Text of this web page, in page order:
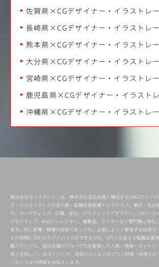
佐賀県×CGデザイナー・イラストレ
長崎県×CGデザイナー・イラストレ
熊本県×CGデザイナー・イラストレ
大分県×CGデザイナー・イラストレ
宮崎県×CGデザイナー・イラストレ
鹿児島県×CGデザイナー・イラスト
沖縄県×CGデザイナー・イラストレ
株式会社マスメディアンは、株式会社宣伝会議と構成するKAIGIグルー
グ・クリエイティブの求人数・転職支援実績トップクラス。東京・名古
ち、マーケティング、広報、宣伝、グラフィックデザイナー、コピーラ
グゼクティブ、Webディレクター、編集者、ライターなど専門職に特化
ます。同じ業種・職種の採用であっても、企業によって重視する採用ポ
との特徴に合わせたアドバイスができるのも、6万人を超える転職支援
職ノウハウと、宣伝会議のグループ力を駆使した人脈・情報・ネットワ
考で注目しているポイントや、過去にどんな人がプラス評価・採用され
ンならではの情報をお伝えします。